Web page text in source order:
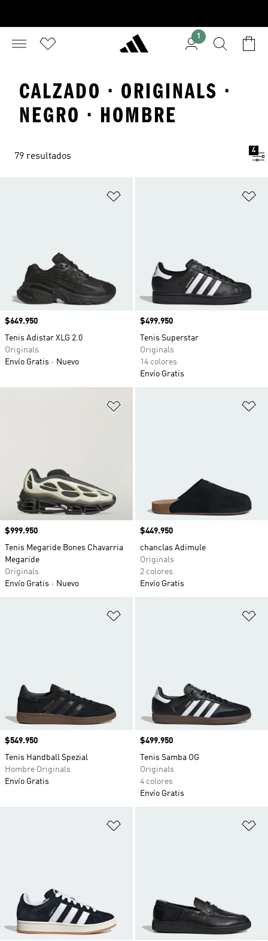
1
CALZADO · ORIGINALS ·
NEGRO · HOMBRE
79 resultados
4
Precio
$649.950
Tenis Adistar XLG 2.0
Originals
Envío Gratis
Nuevo
Precio
$499.950
Tenis Superstar
Originals
14 colores
Envío Gratis
Precio
$999.950
Tenis Megaride Bones Chavarria
Megaride
Originals
Envío Gratis
Nuevo
Precio
$449.950
chanclas Adimule
Originals
2 colores
Envío Gratis
Precio
$549.950
Tenis Handball Spezial
Hombre Originals
Envío Gratis
Precio
$499.950
Tenis Samba OG
Originals
4 colores
Envío Gratis